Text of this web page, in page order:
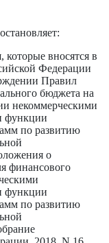
вносятся в
Федерации
Правил
бюджета на
некоммерческими
функции
по развитию
о
финансового
функции
по развитию